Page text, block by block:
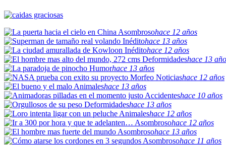
Asombrosohace 12 años
Inéditohace 13 años
Inéditohace 12 años
Deformidadeshace 13
Humorhace 13 años
Noticiashace 12 años
Animaleshace 13 años
Accidenteshace 10 años
Deformidadeshace 13 años
Animaleshace 12 años
Asombrosohace 12 años
Asombrosohace 13 años
Asombrosohace 11 años